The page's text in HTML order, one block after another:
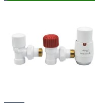
Узкие (200 мм)